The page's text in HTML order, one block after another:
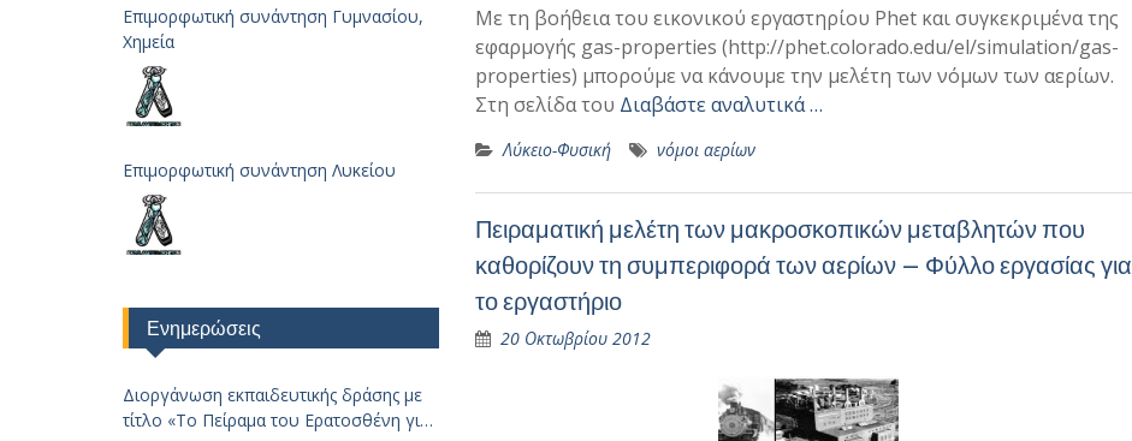
Με τη βοήθεια του εικονικού εργαστηρίου Phet και συγκεκριμένα της
εφαρμογής gas-properties (http://phet.colorado.edu/el/simulation/gas-
properties) μπορούμε να κάνουμε την μελέτη των νόμων των αερίων.
Στη σελίδα του Διαβάστε αναλυτικά …
Λύκειο-Φυσική νόμοι αερίων
Πειραματική μελέτη των μακροσκοπικών μεταβλητών που
καθορίζουν τη συμπεριφορά των αερίων – Φύλλο εργασίας για
το εργαστήριο
20 Οκτωβρίου 2012
Επιμορφωτική συνάντηση Γυμνασίου,
Χημεία
Επιμορφωτική συνάντηση Λυκείου
Ενημερώσεις
Διοργάνωση εκπαιδευτικής δράσης με
τίτλο «Το Πείραμα του Ερατοσθένη για